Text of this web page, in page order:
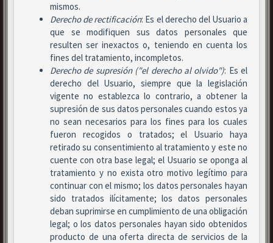
mismos.
Derecho de rectificación: Es el derecho del Usuario a
que se modifiquen sus datos personales que
resulten ser inexactos o, teniendo en cuenta los
fines del tratamiento, incompletos.
Derecho de supresión ("el derecho al olvido"): Es el
derecho del Usuario, siempre que la legislación
vigente no establezca lo contrario, a obtener la
supresión de sus datos personales cuando estos ya
no sean necesarios para los fines para los cuales
fueron recogidos o tratados; el Usuario haya
retirado su consentimiento al tratamiento y este no
cuente con otra base legal; el Usuario se oponga al
tratamiento y no exista otro motivo legítimo para
continuar con el mismo; los datos personales hayan
sido tratados ilícitamente; los datos personales
deban suprimirse en cumplimiento de una obligación
legal; o los datos personales hayan sido obtenidos
producto de una oferta directa de servicios de la